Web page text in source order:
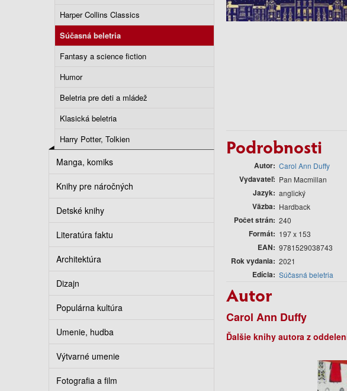
Harper Collins Classics
Súčasná beletria
Fantasy a science fiction
Humor
Beletria pre deti a mládež
Klasická beletria
Harry Potter, Tolkien
Manga, komiks
Knihy pre náročných
Detské knihy
Literatúra faktu
Architektúra
Dizajn
Populárna kultúra
Umenie, hudba
Výtvarné umenie
Fotografia a film
Podrobnosti
Autor Carol Ann Duffy
Vydavateľ Pan Macmillan
Jazyk anglický
Väzba Hardback
Počet strán 240
Formát 197 x 153
EAN 9781529038743
Rok vydania 2021
Edícia Súčasná beletria
Autor
Carol Ann Duffy
Ďalšie knihy autora z